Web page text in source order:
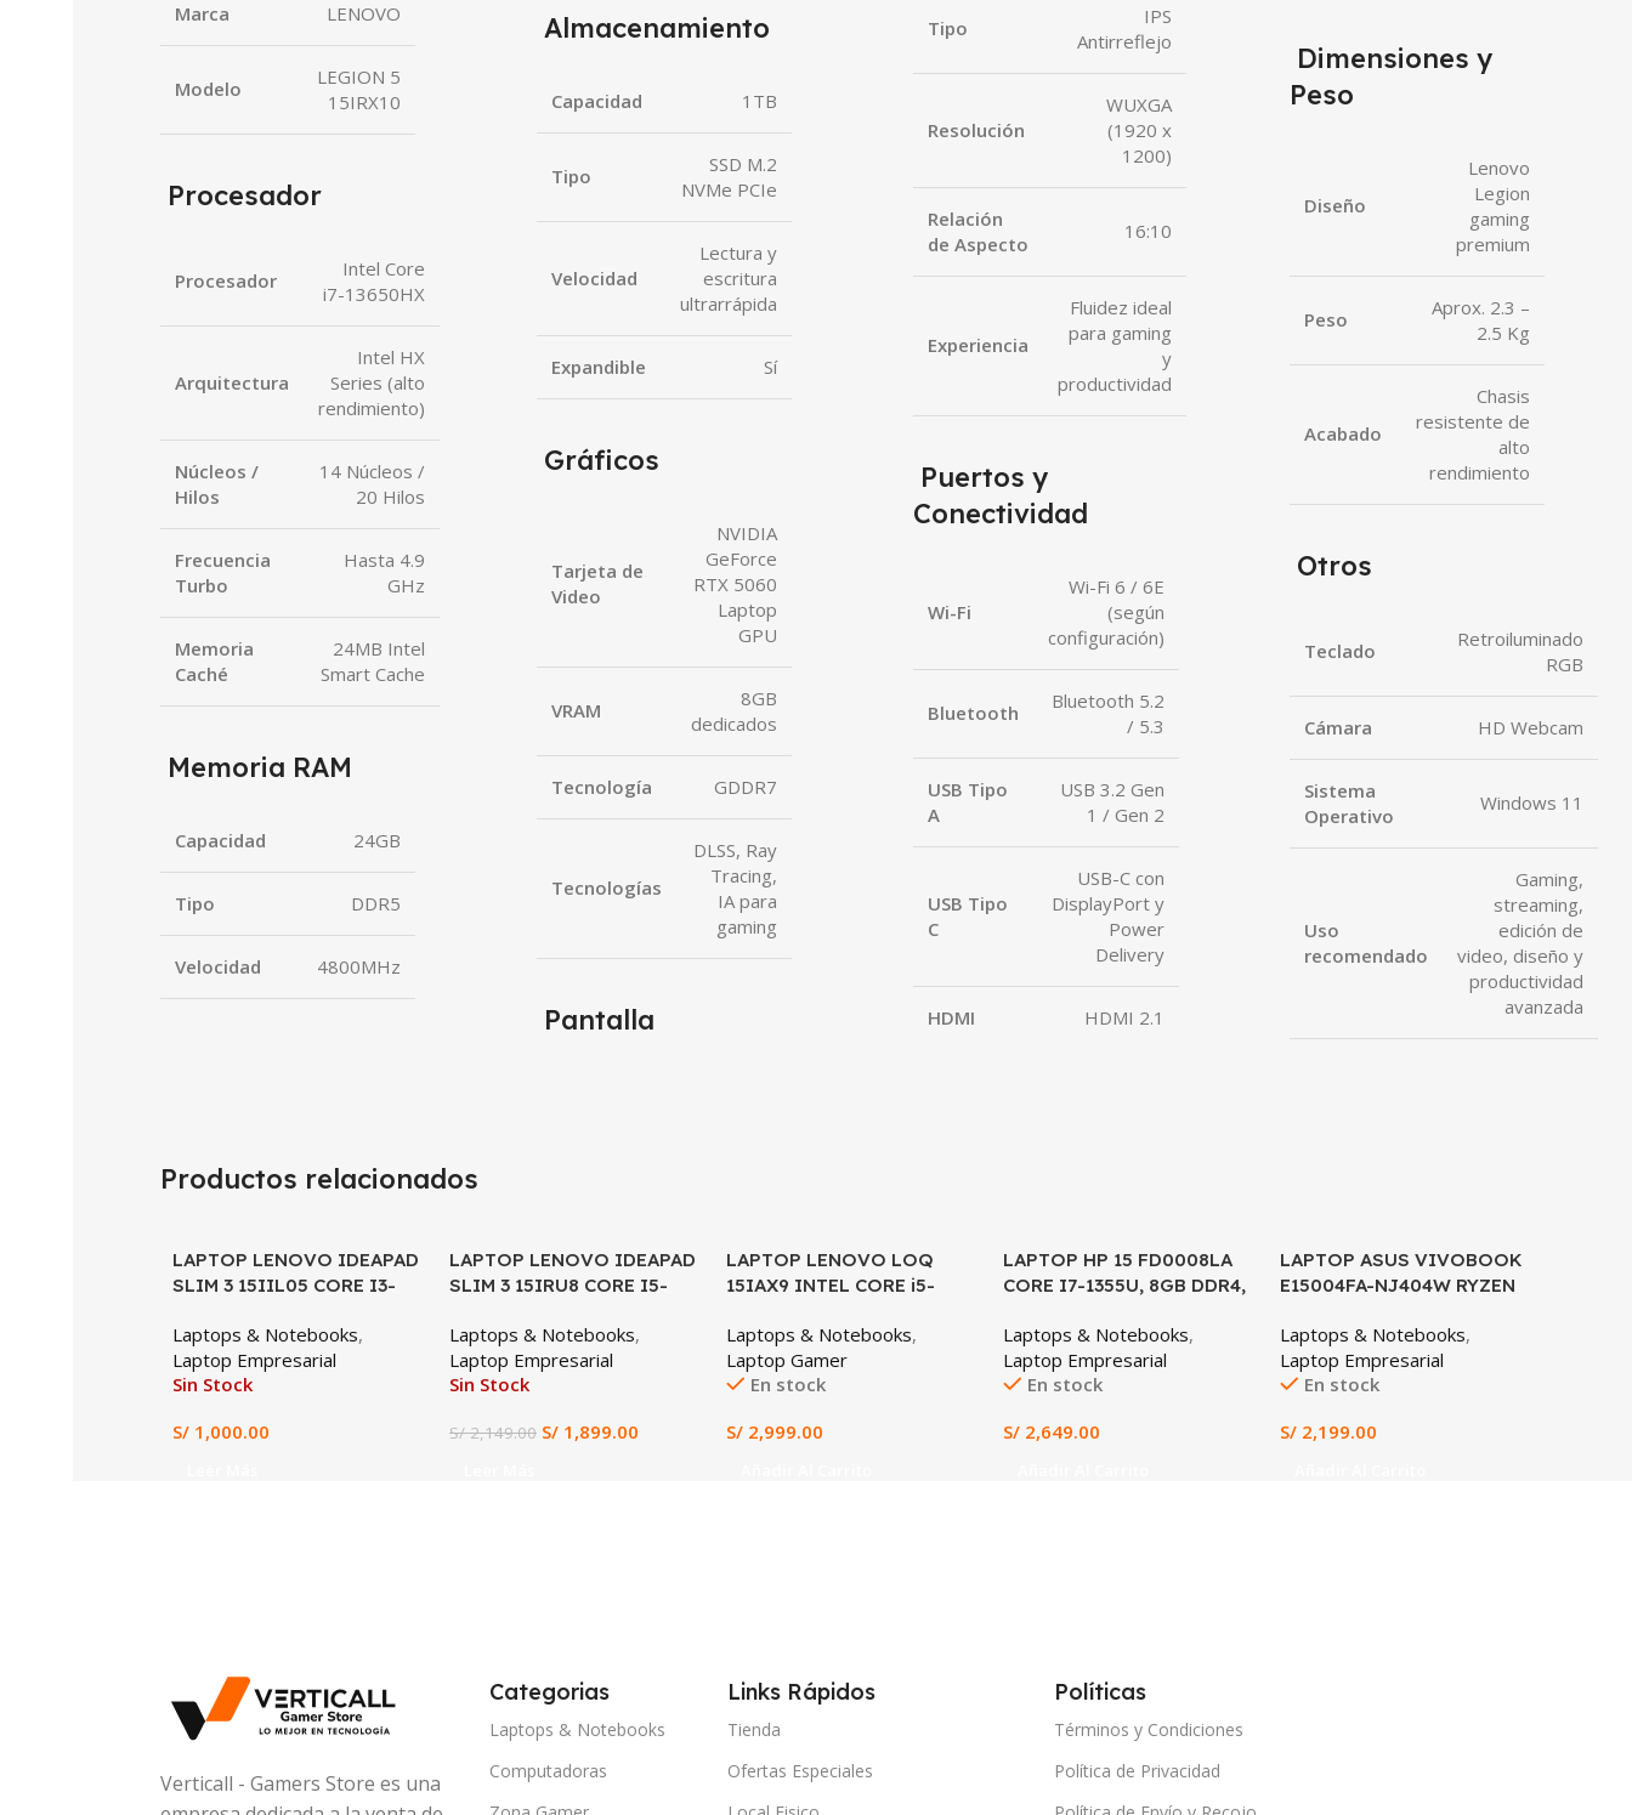
Marca LENOVO
Modelo
LEGION 5
15IRX10
Procesador
Procesador
Intel Core
i7-13650HX
Arquitectura
Intel HX
Series (alto
rendimiento)
Núcleos /
Hilos
14 Núcleos /
20 Hilos
Frecuencia
Turbo
Hasta 4.9
GHz
Memoria
Caché
24MB Intel
Smart Cache
Memoria RAM
Capacidad 24GB
Tipo DDR5
Velocidad 4800MHz
Almacenamiento
Capacidad 1TB
Tipo
SSD M.2
NVMe PCIe
Velocidad
Lectura y
escritura
ultrarrápida
Expandible Sí
Gráficos
Tarjeta de
Video
NVIDIA
GeForce
RTX 5060
Laptop
GPU
VRAM
8GB
dedicados
Tecnología GDDR7
Tecnologías
DLSS, Ray
Tracing,
IA para
gaming
Pantalla
Tipo
IPS
Antirreflejo
Resolución
WUXGA
(1920 x
1200)
Relación
de Aspecto
16:10
Experiencia
Fluidez ideal
para gaming
y
productividad
Puertos y
Conectividad
Wi-Fi
Wi-Fi 6 / 6E
(según
configuración)
Bluetooth
Bluetooth 5.2
/ 5.3
USB Tipo
A
USB 3.2 Gen
1 / Gen 2
USB Tipo
C
USB-C con
DisplayPort y
Power
Delivery
HDMI HDMI 2.1
Dimensiones y
Peso
Diseño
Lenovo
Legion
gaming
premium
Peso
Aprox. 2.3 –
2.5 Kg
Acabado
Chasis
resistente de
alto
rendimiento
Otros
Teclado
Retroiluminado
RGB
Cámara HD Webcam
Sistema
Operativo
Windows 11
Uso
recomendado
Gaming,
streaming,
edición de
video, diseño y
productividad
avanzada
Productos relacionados
LAPTOP LENOVO IDEAPAD
SLIM 3 15IIL05 CORE I3-
SSD, 15.6″ HD
Laptops & Notebooks,
Laptop Empresarial
Sin Stock
S/ 1,000.00
SALE
LAPTOP LENOVO IDEAPAD
SLIM 3 15IRU8 CORE I5-
SSD, 15.6″ FHD, INTEL IRIS
XE GRAPHICS, TECLADO
ESPAÑOL, NO INCLUYE
Laptops & Notebooks,
Laptop Empresarial
Sin Stock
S/2,149.00 S/ 1,899.00
LAPTOP LENOVO LOQ
15IAX9 INTEL CORE i5-
SSD RTX 3050 6GB 15.6″
FHD IPS
Laptops & Notebooks,
Laptop Gamer
En stock
S/ 2,999.00
LAPTOP HP 15 FD0008LA
CORE I7-1355U, 8GB DDR4,
Laptops & Notebooks,
Laptop Empresarial
En stock
S/ 2,649.00
LAPTOP ASUS VIVOBOOK
E15004FA-NJ404W RYZEN
SSD, 15.6″ FHD
Laptops & Notebooks,
Laptop Empresarial
En stock
S/ 2,199.00
Verticall - Gamers Store es una
Categorias
Laptops & Notebooks
Computadoras
Links Rápidos
Tienda
Ofertas Especiales
Políticas
Términos y Condiciones
Política de Privacidad